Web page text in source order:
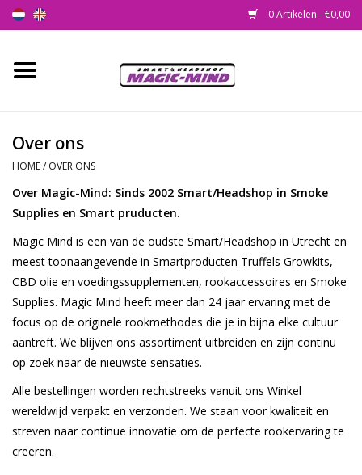
0 Artikelen - €0,00
Home
Smartshop
Headshop
SEEDSHOP
Health Supplies
Psychedelic
Rituals & Wierook
Sale
Over ons
HOME/ OVER ONS
Over Magic-Mind: Sinds 2002 Smart/Headshop in Smoke
Supplies en Smart pruducten.
Magic Mind is een van de oudste Smart/Headshop in Utrecht en
meest toonaangevende in Smartproducten Truffels Growkits,
CBD olie en voedingssupplementen, rookaccessoires en Smoke
Supplies. Magic Mind heeft meer dan 24 jaar ervaring met de
focus op de originele rookmethodes die je in bijna elke cultuur
aantreft. We blijven ons assortiment uitbreiden en zijn continu
op zoek naar de nieuwste sensaties.
Alle bestellingen worden rechtstreeks vanuit ons Winkel
wereldwijd verpakt en verzonden. We staan voor kwaliteit en
streven naar continue innovatie om de perfecte rookervaring te
creëren.